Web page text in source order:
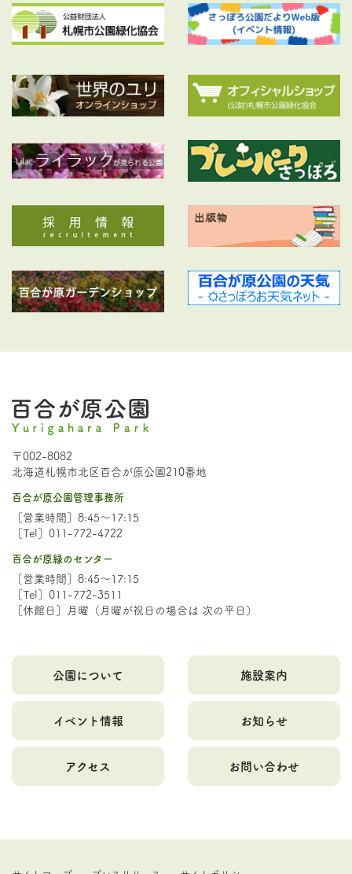
〒002-8082
北海道札幌市北区百合が原公園210番地
百合が原公園管理事務所
［営業時間］8:45～17:15
［Tel］011-772-4722
百合が原緑のセンター
［営業時間］8:45～17:15
［Tel］011-772-3511
［休館日］月曜（月曜が祝日の場合は 次の平日）
公園について 施設案内
イベント情報 お知らせ
アクセス お問い合わせ